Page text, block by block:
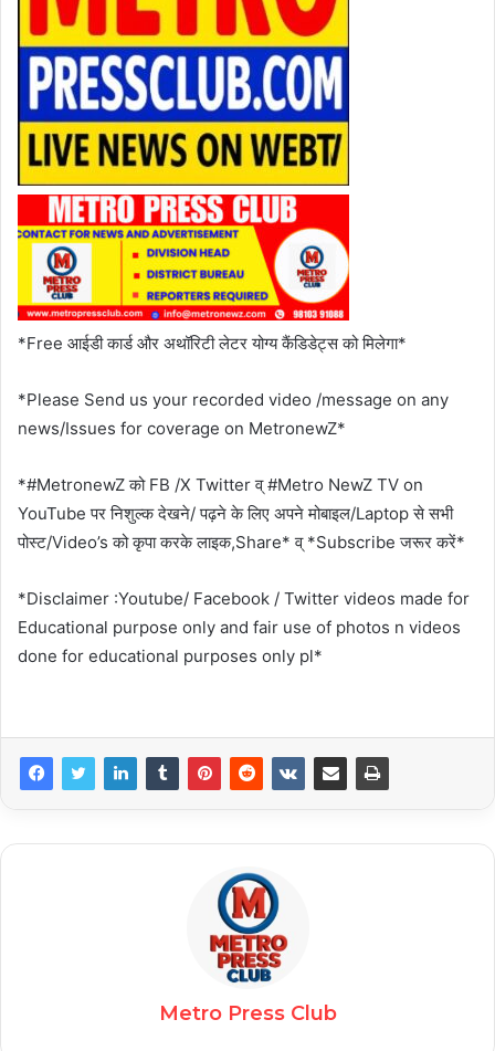
*Free आईडी कार्ड और अथॉरिटी लेटर योग्य कैंडिडेट्स को मिलेगा*
*Please Send us your recorded video /message on any
news/Issues for coverage on MetronewZ*
*#MetronewZ को FB /X Twitter व् #Metro NewZ TV on
YouTube पर निशुल्क देखने/ पढ़ने के लिए अपने मोबाइल/Laptop से सभी
पोस्ट/Video’s को कृपा करके लाइक,Share* व् *Subscribe जरूर करें*
*Disclaimer :Youtube/ Facebook / Twitter videos made for
Educational purpose only and fair use of photos n videos
done for educational purposes only pl*
Metro Press Club